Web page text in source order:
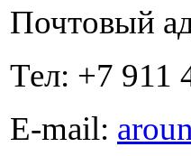
Почтовый
Тел: +7 911
E-mail: